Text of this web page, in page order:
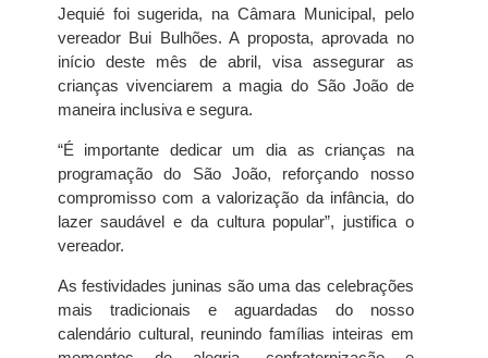
Jequié foi sugerida, na Câmara Municipal, pelo
vereador Bui Bulhões. A proposta, aprovada no
início deste mês de abril, visa assegurar as
crianças vivenciarem a magia do São João de
maneira inclusiva e segura.
“É importante dedicar um dia as crianças na
programação do São João, reforçando nosso
compromisso com a valorização da infância, do
lazer saudável e da cultura popular”, justifica o
vereador.
As festividades juninas são uma das celebrações
mais tradicionais e aguardadas do nosso
calendário cultural, reunindo famílias inteiras em